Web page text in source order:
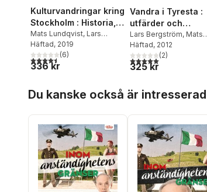
Kulturvandringar kring
Stockholm : Historia,
arkitektur, konst och
kuriosa
Mats Lundqvist, Lars
Bergström
Häftad, 2019
4,5utav 5 stjärnor. Totalt antal röster:
(6)
336 kr
Vandra i Tyresta :
utfärder och
sevärdheter i
nationalparken
omnejd
Lars Bergström, Mats
Lundqvist,Jonas Adner
Häftad, 2012
5,0utav 5 stjärnor.
(2)
325 kr
Du kanske också är